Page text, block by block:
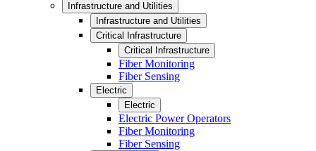
Infrastructure and Utilities
Infrastructure and Utilities
Critical Infrastructure
Critical Infrastructure
Fiber Monitoring
Fiber Sensing
Electric
Electric
Electric Power Operators
Fiber Monitoring
Fiber Sensing